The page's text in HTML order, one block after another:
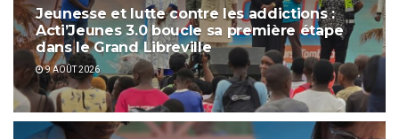
Jeunesse et lutte contre les addictions :
Acti’Jeunes 3.0 boucle sa première étape
dans le Grand Libreville
9 AOÛT 2026